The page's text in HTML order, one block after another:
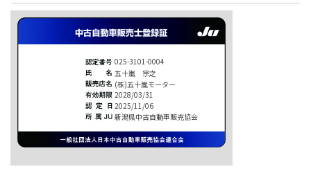
025-3101-0004
五十嵐 宗之
(株)五十嵐モーター
2028/03/31
2025/11/06
新潟県中古自動車販売協会